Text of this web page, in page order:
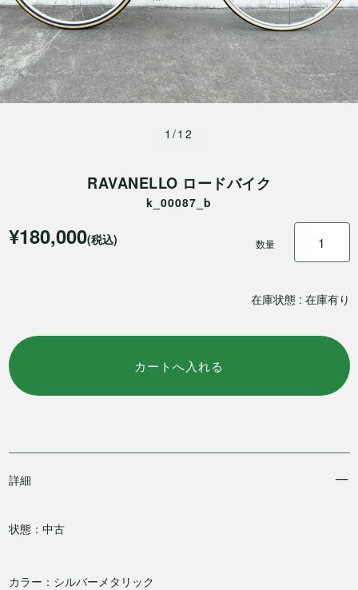
1/12
RAVANELLO ロードバイク
k_00087_b
在庫状態 : 在庫有り
¥180,000(税込) 数量
詳細
状態：中古
カラー：シルバーメタリック